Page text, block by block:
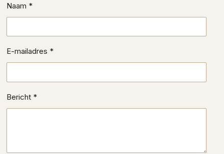
Naam *
E-mailadres *
Bericht *